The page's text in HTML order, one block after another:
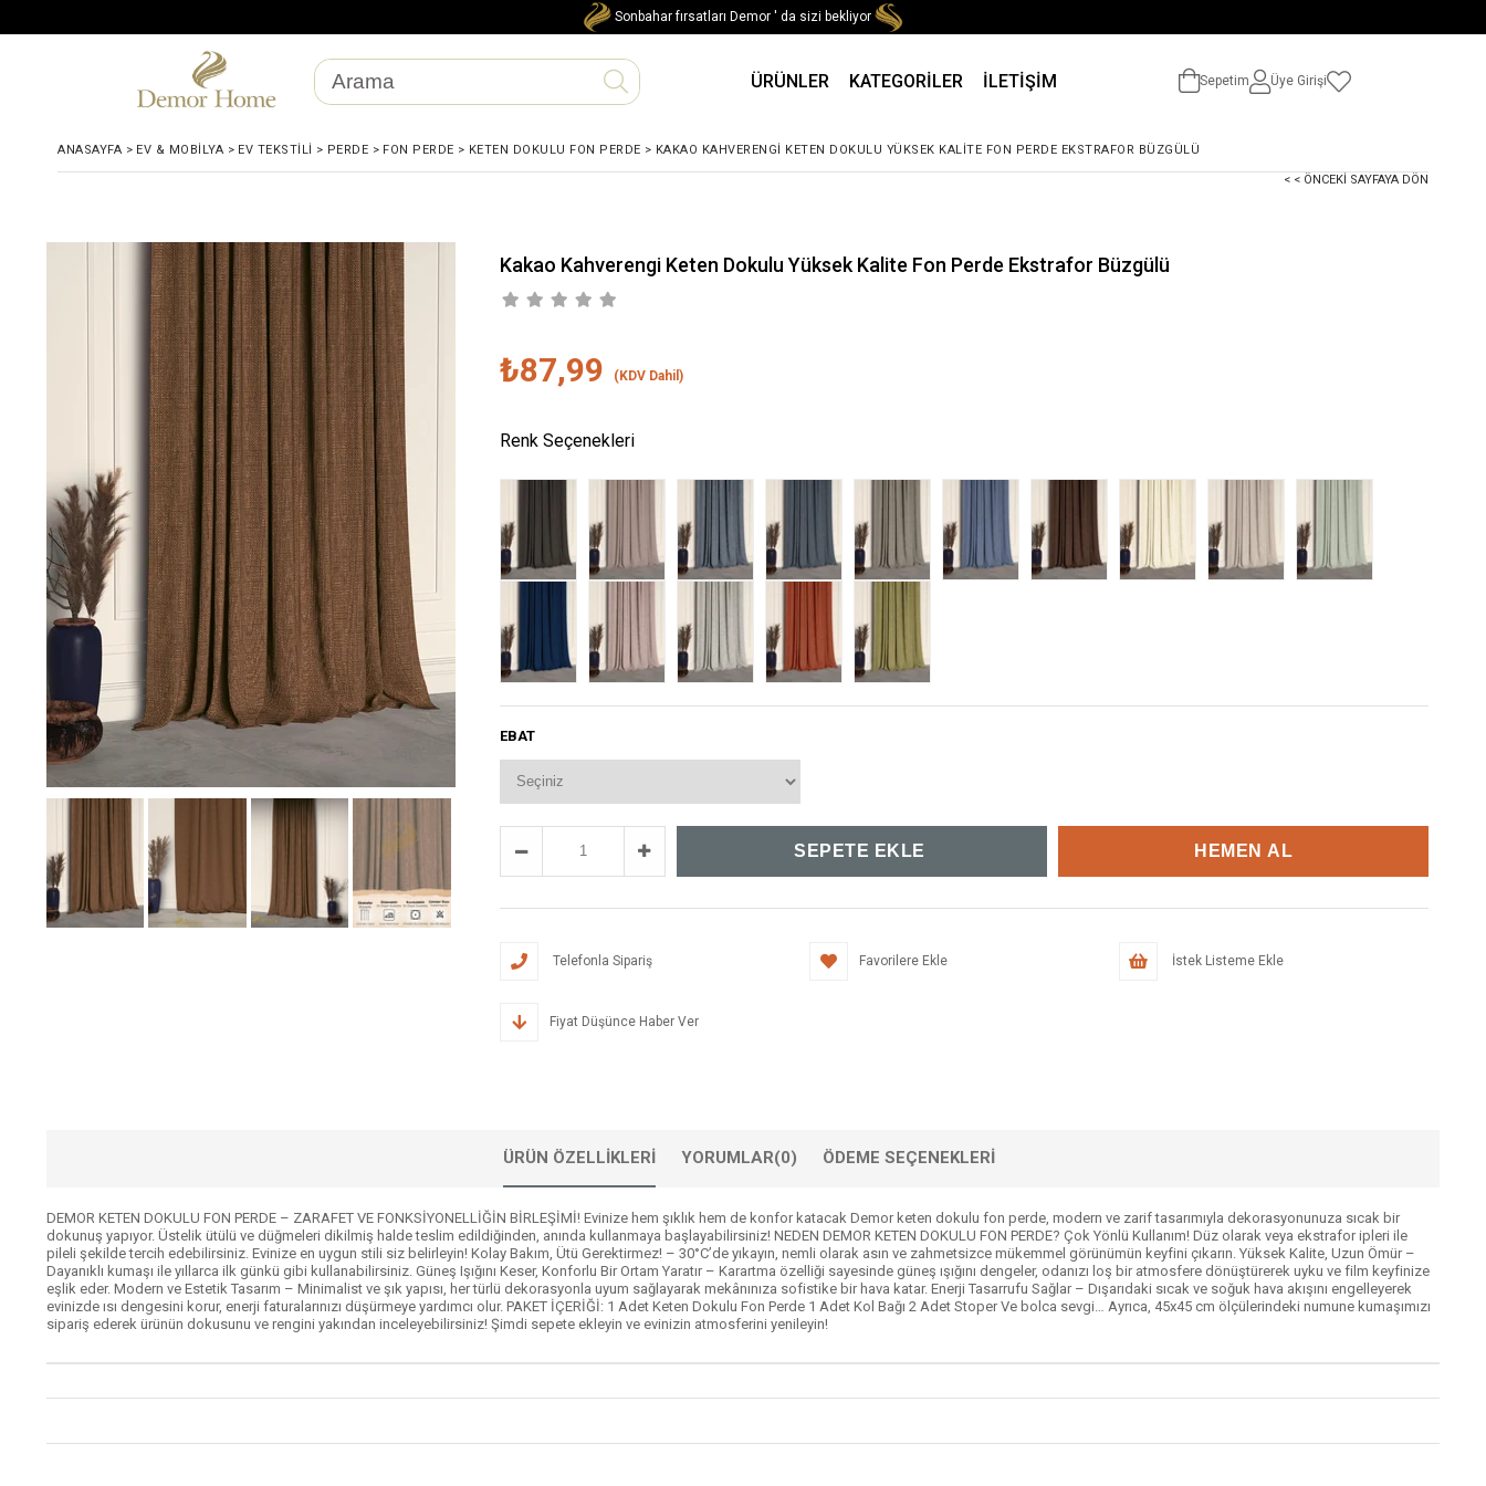
Sonbahar fırsatları Demor ' da sizi bekliyor
ÜRÜNLER KATEGORİLER İLETİŞİM Sepetim Üye Girişi
ANASAYFA > EV & MOBILYA > EV TEKSTILI > PERDE > FON PERDE > KETEN DOKULU FON PERDE > KAKAO KAHVERENGI KETEN DOKULU YÜKSEK KALITE FON PERDE EKSTRAFOR BÜZGÜLÜ
< < ÖNCEKI SAYFAYA DÖN
Kakao Kahverengi Keten Dokulu Yüksek Kalite Fon Perde Ekstrafor Büzgülü
₺87,99 (KDV Dahil)
Renk Seçenekleri
EBAT
Telefonla Sipariş Favorilere Ekle İstek Listeme Ekle
Fiyat Düşünce Haber Ver
ÜRÜN ÖZELLIKLERI YORUMLAR(0) ÖDEME SEÇENEKLERI
DEMOR KETEN DOKULU FON PERDE – ZARAFET VE FONKSİYONELLİĞİN BİRLEŞİMİ! Evinize hem şıklık hem de konfor katacak Demor keten dokulu fon perde, modern ve zarif tasarımıyla dekorasyonunuza sıcak bir
dokunuş yapıyor. Üstelik ütülü ve düğmeleri dikilmiş halde teslim edildiğinden, anında kullanmaya başlayabilirsiniz! NEDEN DEMOR KETEN DOKULU FON PERDE? Çok Yönlü Kullanım! Düz olarak veya ekstrafor ipleri ile
pileli şekilde tercih edebilirsiniz. Evinize en uygun stili siz belirleyin! Kolay Bakım, Ütü Gerektirmez! – 30°C’de yıkayın, nemli olarak asın ve zahmetsizce mükemmel görünümün keyfini çıkarın. Yüksek Kalite, Uzun Ömür –
Dayanıklı kumaşı ile yıllarca ilk günkü gibi kullanabilirsiniz. Güneş Işığını Keser, Konforlu Bir Ortam Yaratır – Karartma özelliği sayesinde güneş ışığını dengeler, odanızı loş bir atmosfere dönüştürerek uyku ve film keyfinize
eşlik eder. Modern ve Estetik Tasarım – Minimalist ve şık yapısı, her türlü dekorasyonla uyum sağlayarak mekânınıza sofistike bir hava katar. Enerji Tasarrufu Sağlar – Dışarıdaki sıcak ve soğuk hava akışını engelleyerek
evinizde ısı dengesini korur, enerji faturalarınızı düşürmeye yardımcı olur. PAKET İÇERİĞİ: 1 Adet Keten Dokulu Fon Perde 1 Adet Kol Bağı 2 Adet Stoper Ve bolca sevgi… Ayrıca, 45x45 cm ölçülerindeki numune kumaşımızı
sipariş ederek ürünün dokusunu ve rengini yakından inceleyebilirsiniz! Şimdi sepete ekleyin ve evinizin atmosferini yenileyin!